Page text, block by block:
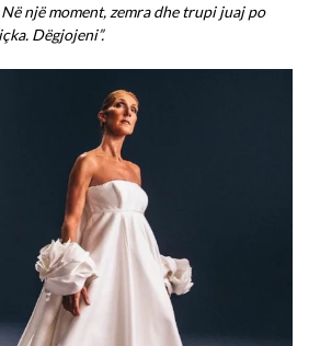
një moment, zemra dhe trupi juaj po
Dëgjojeni”.